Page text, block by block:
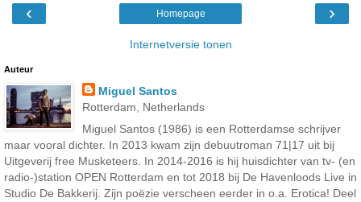
‹ ›
Homepage
Internetversie tonen
Auteur
Miguel Santos
Rotterdam, Netherlands
Miguel Santos (1986) is een Rotterdamse schrijver
maar vooral dichter. In 2013 kwam zijn debuutroman 71|17 uit bij
Uitgeverij free Musketeers. In 2014-2016 is hij huisdichter van tv- (en
radio-)station OPEN Rotterdam en tot 2018 bij De Havenloods Live in
Studio De Bakkerij. Zijn poëzie verscheen eerder in o.a. Erotica! Deel